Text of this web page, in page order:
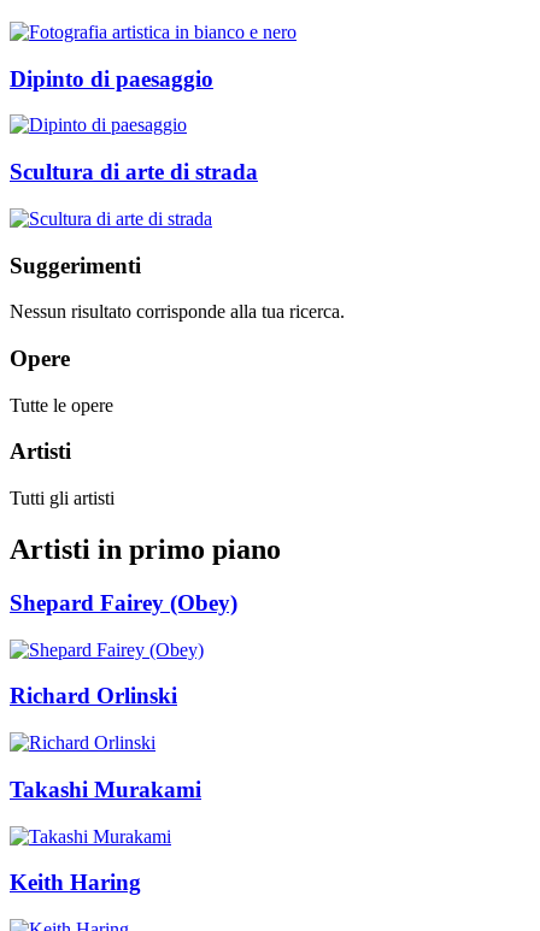
Dipinto di paesaggio
Scultura di arte di strada
Suggerimenti
Nessun risultato corrisponde alla tua ricerca.
Opere
Tutte le opere
Artisti
Tutti gli artisti
Artisti in primo piano
Shepard Fairey (Obey)
Richard Orlinski
Takashi Murakami
Keith Haring